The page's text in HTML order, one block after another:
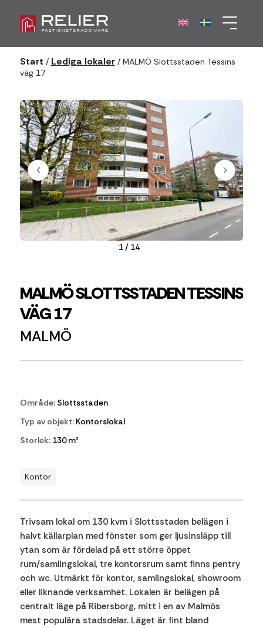
Start / Lediga lokaler/ MALMÖ Slottsstaden Tessins
väg 17
1/ 14
MALMÖ SLOTTSSTADEN TESSINS
VÄG 17
MALMÖ
Område:Slottsstaden
Typ av objekt:Kontorslokal
Storlek:130 m²
Kontor
Trivsam lokal om 130 kvm i Slottsstaden belägen i
halvt källarplan med fönster som ger ljusinsläpp till
ytan som är fördelad på ett större öppet
rum/samlingslokal, tre kontorsrum samt finns pentry
och wc. Utmärkt för kontor, samlingslokal, showroom
eller liknande verksamhet. Lokalen är belägen på
centralt läge på Ribersborg, mitt i en av Malmös
mest populära stadsdelar. Läget är fint bland